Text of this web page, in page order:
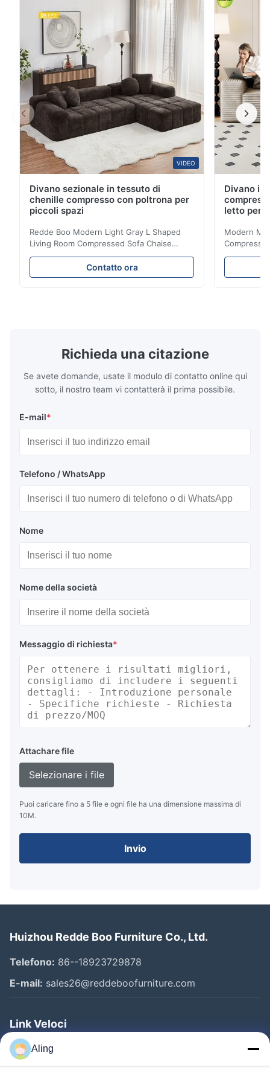
fonde sottilmente il fascino retrò con un senso della
moda. I braccioli arrotondati ...
VIDEO
Divano sezionale in tessuto di
chenille compresso con poltrona per
piccoli spazi
Redde Boo Modern Light Gray L Shaped
Living Room Compressed Sofa Chaise
Lounge Product Overview High resilience
soft sectional sofa designed for small
spaces, featuring a contemporary light gray
Contatto ora
Divano in
letto per
Modern
Room
Richieda una citazione
Se avete domande, usate il modulo di contatto online qui
sotto, il nostro team vi contatterà il prima possibile.
E-mail*
Telefono / WhatsApp
Nome
Nome della società
Messaggio di richiesta*
Attachare file
Selezionare i file
Puoi caricare fino a 5 file e ogni file ha una dimensione massima di
10M.
Invio
Huizhou Redde Boo Furniture Co., Ltd.
Telefono: 86--18923729878
E-mail: sales26@reddeboofurniture.com
Link Veloci
Casa
Prodotti
Aling